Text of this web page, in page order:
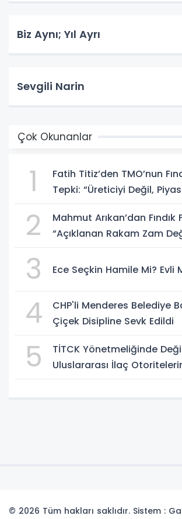
Biz Aynı; Yıl Ayrı
Sevgili Narin
Çok Okunanlar
1
Fatih Titiz’den TMO’nun
Tepki: “Üreticiyi Değil,
2
Mahmut Arıkan’dan Fındık
“Açıklanan Rakam Zam
3 Ece Seçkin Hamile Mi? Evli
4
CHP'li Menderes Belediye
Çiçek Disipline Sevk Edildi
5
TİTCK Yönetmeliğinde
Uluslararası İlaç
© 2026 Tüm hakları saklıdır. Sistem :